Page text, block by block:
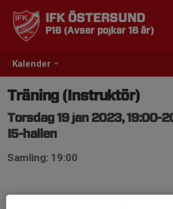
Kalender
IFK ÖSTERSUND
P16 (Avser pojkar 16 år)
Träning (Instruktör)
Torsdag 19 jan 2023, 19:00-
I5-hallen
Samling: 19:00